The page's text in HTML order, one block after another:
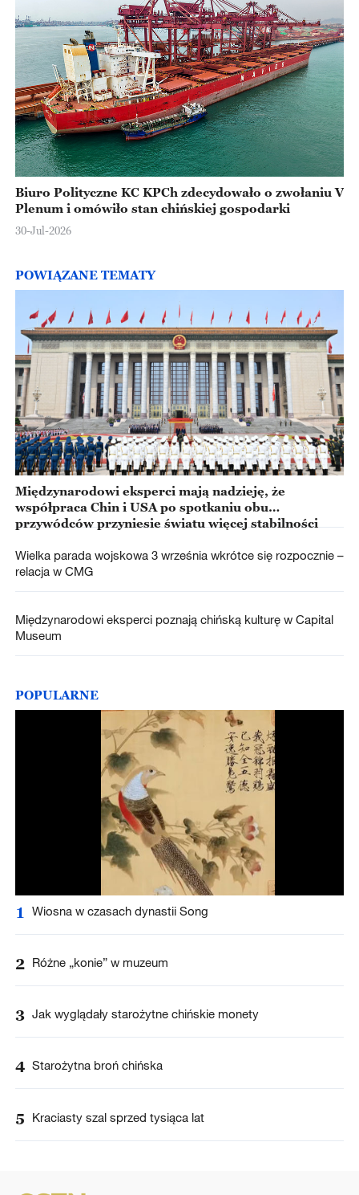
Biuro Polityczne KC KPCh zdecydowało o zwołaniu V
Plenum i omówiło stan chińskiej gospodarki
30-Jul-2026
POWIĄZANE TEMATY
Międzynarodowi eksperci mają nadzieję, że
współpraca Chin i USA po spotkaniu obu
przywódców przyniesie światu więcej stabilności
Wielka parada wojskowa 3 września wkrótce się rozpocznie –
relacja w CMG
Międzynarodowi eksperci poznają chińską kulturę w Capital
Museum
POPULARNE
1 Wiosna w czasach dynastii Song
2 Różne „konie” w muzeum
3 Jak wyglądały starożytne chińskie monety
4 Starożytna broń chińska
5 Kraciasty szal sprzed tysiąca lat